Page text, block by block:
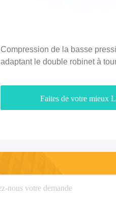
Compression de la basse
adaptant le double robinet à
Faites de votre mieux